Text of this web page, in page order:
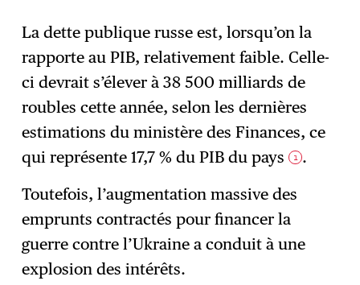
→ S'abonner
La dette publique russe est, lorsqu’on la
rapporte au PIB, relativement faible. Celle-
ci devrait s’élever à 38 500 milliards de
roubles cette année, selon les dernières
estimations du ministère des Finances, ce
qui représente 17,7 % du PIB du pays 1 .
Toutefois, l’augmentation massive des
emprunts contractés pour financer la
guerre contre l’Ukraine a conduit à une
explosion des intérêts.